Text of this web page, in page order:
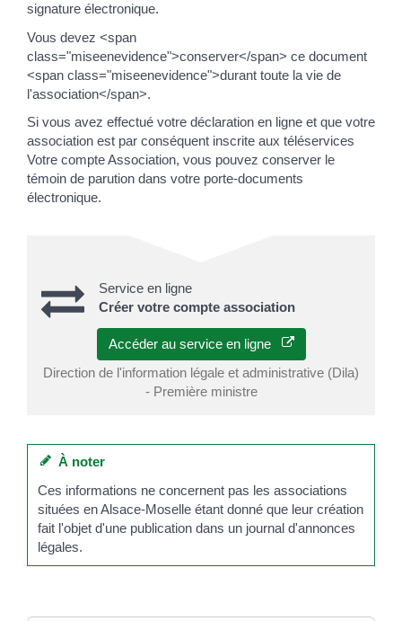
signature électronique.
Vous devez <span
class="miseenevidence">conserver</span> ce document
<span class="miseenevidence">durant toute la vie de
l'association</span>.
Si vous avez effectué votre déclaration en ligne et que votre
association est par conséquent inscrite aux téléservices
Votre compte Association, vous pouvez conserver le
témoin de parution dans votre porte-documents
électronique.
Service en ligne
Créer votre compte association
Accéder au service en ligne
Direction de l'information légale et administrative (Dila)
- Première ministre
À noter
Ces informations ne concernent pas les associations
situées en Alsace-Moselle étant donné que leur création
fait l'objet d'une publication dans un journal d'annonces
légales.